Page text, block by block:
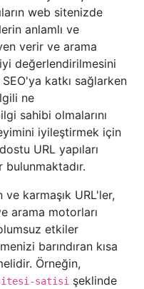
web sitenizde
anlamlı ve
verir ve arama
değerlendirilmesini
katkı sağlarken
ne
sahibi olmalarını
iyileştirmek için
URL yapıları
bulunmaktadır.
ve karmaşık URL'ler,
arama motorları
etkiler
barındıran kısa
Örneğin,
sitesi-satisi şeklinde